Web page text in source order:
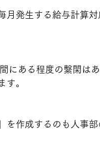
月発生する給与計算対
にある程度の繫閑は
す。
を作成するのも人事部